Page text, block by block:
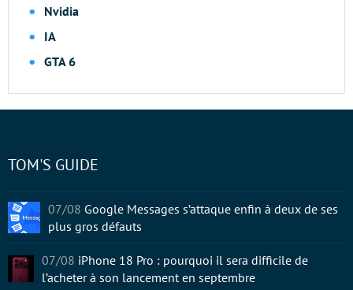
Nvidia
IA
GTA 6
TOM'S GUIDE
07/08 Google Messages s’attaque enfin à deux de ses
plus gros défauts
07/08 iPhone 18 Pro : pourquoi il sera difficile de
l’acheter à son lancement en septembre